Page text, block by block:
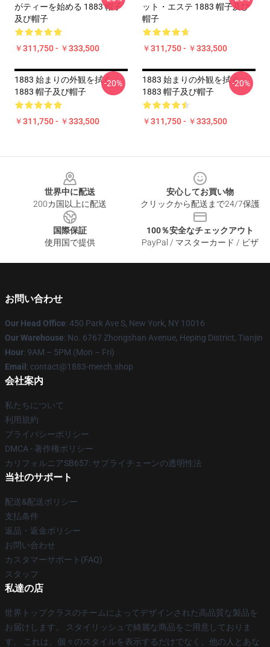
がティーを始める 1883 帽子
及び帽子
￥311,750 - ￥333,500
ット・エステ 1883 帽子及び
帽子
￥311,750 - ￥333,500
1883 始まりの外観を拭く
1883 帽子及び帽子
￥311,750 - ￥333,500
-20%
1883 始まりの外観を拭く
1883 帽子及び帽子
￥311,750 - ￥333,500
-20%
世界中に配送
200カ国以上に配送
安心してお買い物
クリックから配送まで24/7保護
国際保証
使用国で提供
100％安全なチェックアウト
PayPal / マスターカード / ビザ
お問い合わせ
Our Head Office: 450 Park Ave S, New York, NY 10016
Our Warehouse: No. 6767 Zhongshan Avenue, Heping District, Tianjin
Hour: 9AM – 5PM (Mon – Fri)
Email : contact@1883-merch.shop
会社案内
私たちについて
利用規約
プライバシーポリシー
DMCA - 著作権ポリシー
カリフォルニアSB657: サプライチェーンの透明性法
当社のサポート
配送&配送ポリシー
支払条件
返品・返金ポリシー
お問い合わせ
カスタマーサポート(FAQ)
スタッフ
私達の店
世界トップクラスのチームによってデザインされた高品質な製品を
お届けします。 スタイリッシュで綺麗な商品をご用意しておりま
す。 これは、個々のスタイルを表示するだけでなく、他の人とあな